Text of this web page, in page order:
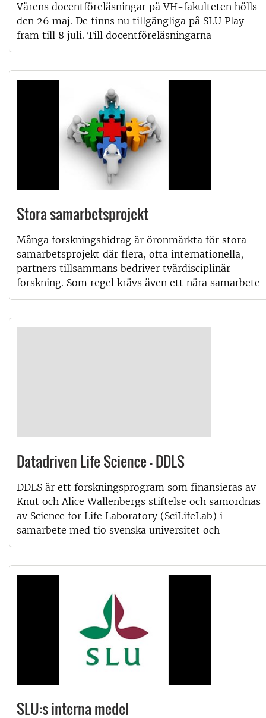
Vårens docentföreläsningar på VH-fakulteten hölls
den 26 maj. De finns nu tillgängliga på SLU Play
fram till 8 juli. Till docentföreläsningarna
Stora samarbetsprojekt
Många forskningsbidrag är öronmärkta för stora
samarbetsprojekt där flera, ofta internationella,
partners tillsammans bedriver tvärdisciplinär
forskning. Som regel krävs även ett nära samarbete
Datadriven Life Science - DDLS
DDLS är ett forskningsprogram som finansieras av
Knut och Alice Wallenbergs stiftelse och samordnas
av Science for Life Laboratory (SciLifeLab) i
samarbete med tio svenska universitet och
SLU:s interna medel